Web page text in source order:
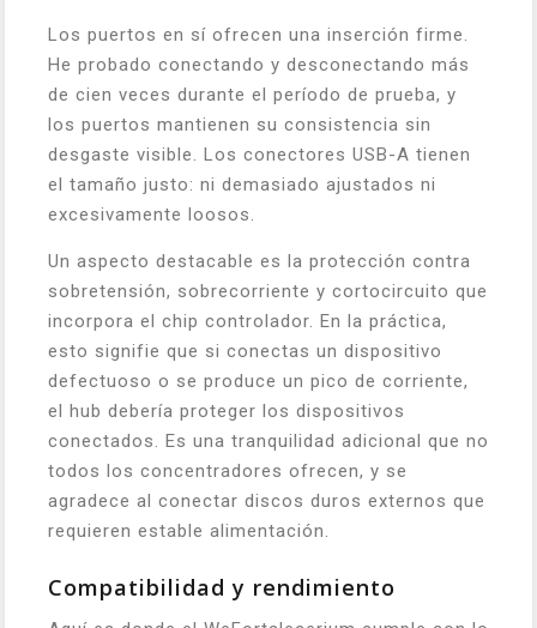
Los puertos en sí ofrecen una inserción firme.
He probado conectando y desconectando más
de cien veces durante el período de prueba, y
los puertos mantienen su consistencia sin
desgaste visible. Los conectores USB-A tienen
el tamaño justo: ni demasiado ajustados ni
excesivamente loosos.
Un aspecto destacable es la protección contra
sobretensión, sobrecorriente y cortocircuito que
incorpora el chip controlador. En la práctica,
esto signifie que si conectas un dispositivo
defectuoso o se produce un pico de corriente,
el hub debería proteger los dispositivos
conectados. Es una tranquilidad adicional que no
todos los concentradores ofrecen, y se
agradece al conectar discos duros externos que
requieren estable alimentación.
Compatibilidad y rendimiento